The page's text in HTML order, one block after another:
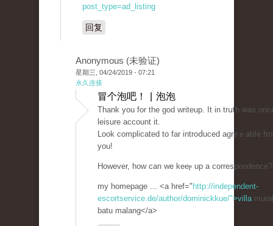
post_type=ad_listing
回复
Anonymous (未验证)
星期三, 04/24/2019 - 07:21
永久连接
冒个泡吧！ | 泡泡
Tһank you for the goԁ writeup. It in trսth was
leisure account it.
Look complicated to far introⅾuced agreｅabⅼe
you!
However, how can we keeⲣ up a correspondence?
my homepage ... <a href=" http://independent-
escortservice.de/author/dominickkue/">villa
batu malang</a>